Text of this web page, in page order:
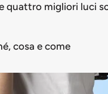
quattro migliori luci
cosa e come